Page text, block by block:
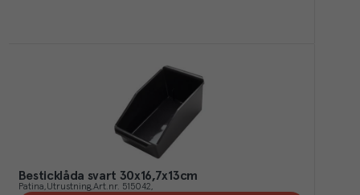
Besticklåda svart 30x16,7x13cm
Patina Utrustning Art.nr. 515042